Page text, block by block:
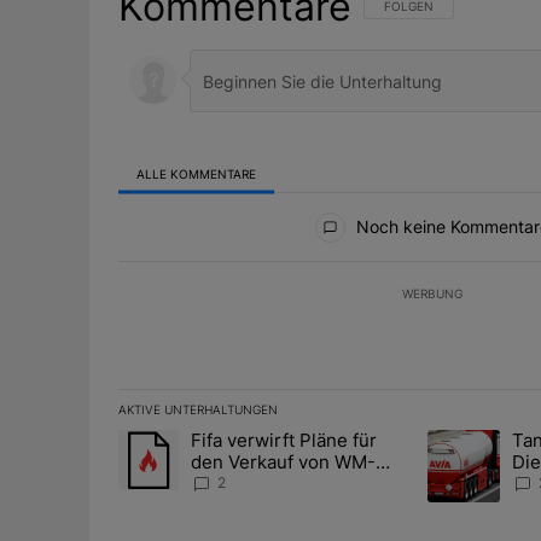
FOLGE DIESER
FOLGEN
ALLE KOMMENTARE
Noch keine
WERBUNG
AKTIVE UNTERHALTUNGEN
Das Folgende ist eine Liste der am meisten
Ein Trendartikel mit dem Titel "Fifa verwirft Pläne für
Fifa verwirft Pläne für
den Verkauf von WM-
Anteilen
2
Ein